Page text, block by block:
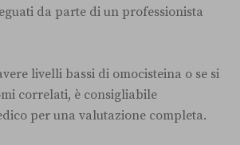
da parte di un professionista
livelli bassi di omocisteina o se si
correlati, è consigliabile
per una valutazione completa.